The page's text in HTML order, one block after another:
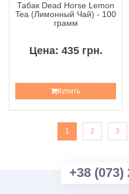
Табак Dead Horse Lemon
Tea (Лимонный Чай) - 100
грамм
Цена: 435 грн.
Купить
1 2 3
+38 (073)